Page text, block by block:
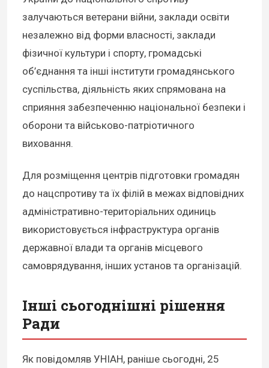
залучаються ветерани війни, заклади освіти
незалежно від форми власності, заклади
фізичної культури і спорту, громадські
об’єднання та інші інститути громадянського
суспільства, діяльність яких спрямована на
сприяння забезпеченню національної безпеки і
оборони та військово-патріотичного
виховання.
Для розміщення центрів підготовки громадян
до нацспротиву та їх філій в межах відповідних
адміністративно-територіальних одиниць
використовується інфраструктура органів
державної влади та органів місцевого
самоврядування, інших установ та організацій.
Інші сьогоднішні рішення
Ради
Як повідомляв УНІАН, раніше сьогодні, 25